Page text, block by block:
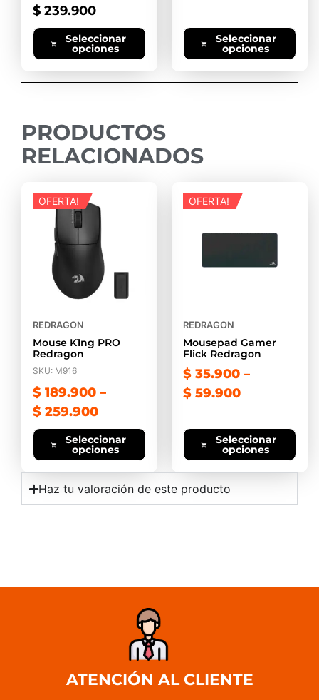
$ 239.900
Seleccionar
opciones
Seleccionar
opciones
PRODUCTOS
RELACIONADOS
OFERTA!
REDRAGON
Mouse K1ng PRO
Redragon
SKU: M916
$ 189.900 –
$ 259.900
Seleccionar
opciones
OFERTA!
REDRAGON
Mousepad Gamer
Flick Redragon
$ 35.900 –
$ 59.900
Seleccionar
opciones
Haz tu valoración de este producto
ATENCIÓN AL CLIENTE